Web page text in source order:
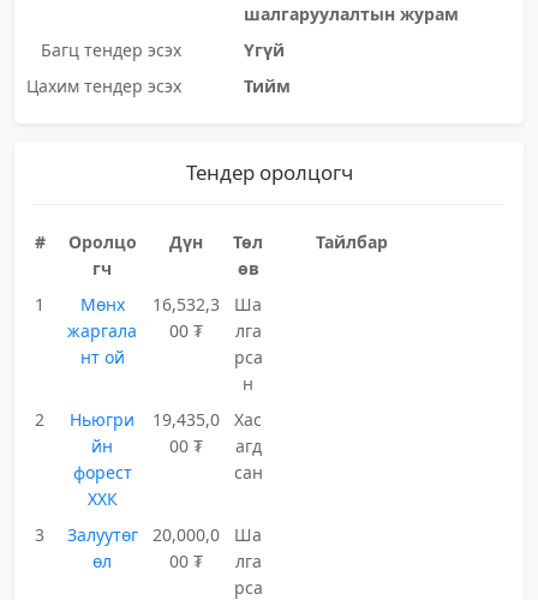
шалгаруулалтын журам
Багц тендер эсэх
Үгүй
Цахим тендер эсэх
Тийм
Тендер оролцогч
#
Оролцо
гч
Дүн
Төл
өв
Тайлбар
1
Мөнх
жаргала
нт ой
16,532,3
00 ₮
Ша
лга
рса
н
2
Ньюгри
йн
форест
ХХК
19,435,0
00 ₮
Хас
агд
сан
3
Залуутөг
өл
20,000,0
00 ₮
Ша
лга
рса